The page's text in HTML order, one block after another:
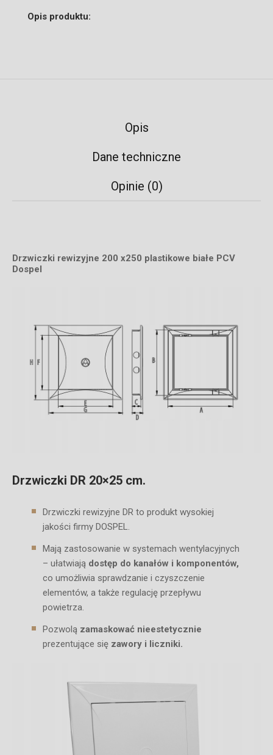
Opis produktu:
Opis
Dane techniczne
Opinie (0)
Drzwiczki rewizyjne 200 x250 plastikowe białe PCV
Dospel
Drzwiczki DR 20×25 cm.
Drzwiczki rewizyjne DR to produkt wysokiej
jakości firmy DOSPEL.
Mają zastosowanie w systemach wentylacyjnych
– ułatwiają dostęp do kanałów i komponentów,
co umożliwia sprawdzanie i czyszczenie
elementów, a także regulację przepływu
powietrza.
Pozwolą zamaskować nieestetycznie
prezentujące się zawory i liczniki.